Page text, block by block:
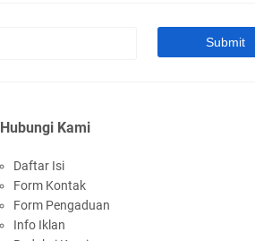
Apresiasi Nalar Kritis Pemuda
Raker Dengan Kementerian PU,
Hubungi Kami
Daftar Isi
Form Kontak
Form Pengaduan
Info Iklan